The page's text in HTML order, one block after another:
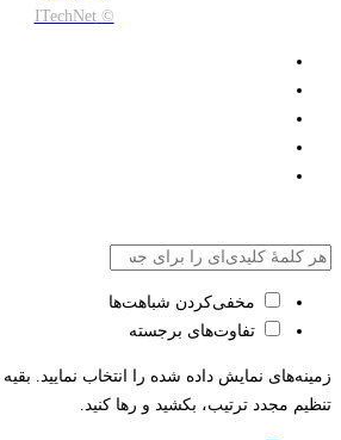
© ITechNet
مخفی‌کردن شباهت‌ها
تفاوت‌های برجسته
زمینه‌های نمایش داده شده را انتخاب نمایید.
تنظیم مجدد ترتیب، بکشید و رها کنید.